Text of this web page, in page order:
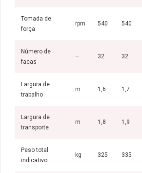
Tomada de
força
rpm 540 540
Número de
facas
– 32 32
Largura de
trabalho
m 1,6 1,7
Largura de
transporte
m 1,8 1,9
Peso total
indicativo
kg 325 335